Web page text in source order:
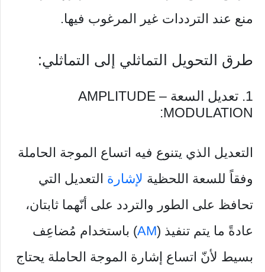
منع عند الترددات غير المرغوب فيها.
طرق التحويل التماثلي إلى التماثلي:
1. تعديل السعة – AMPLITUDE
MODULATION:
التعديل الذي يتنوع فيه اتساع الموجة الحاملة
وفقاً للسعة اللحظية لإشارة التعديل التي
تحافظ على الطور والتردد على أنّهما ثابتان،
عادةً ما يتم تنفيذ (AM) باستخدام مُضاعِف
بسيط لأنّ اتساع إشارة الموجة الحاملة يحتاج